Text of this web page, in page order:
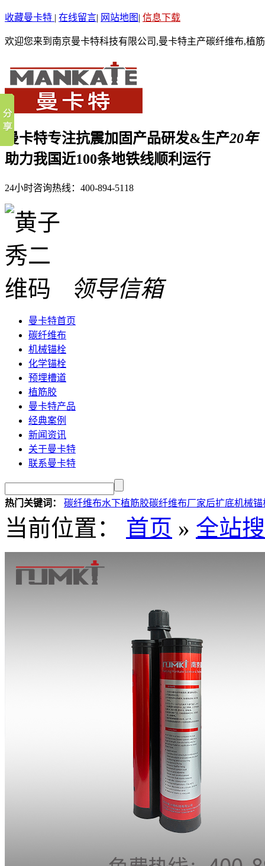
收藏曼卡特 | 在线留言| 网站地图 | 信息下载
欢迎您来到南京曼卡特科技有限公司,曼卡特主产碳纤维布,植
曼卡特专注抗震加固产品研发&生产20年
助力我国近100条地铁线顺利运行
24小时咨询热线： 400-894-5118
领导信箱
曼卡特首页
碳纤维布
机械锚栓
化学锚栓
预埋槽道
植筋胶
曼卡特产品
经典案例
新闻资讯
关于曼卡特
联系曼卡特
热门关键词： 碳纤维布水下植筋胶碳纤维布厂家后扩底机械锚
当前位置： 首页 » 全站